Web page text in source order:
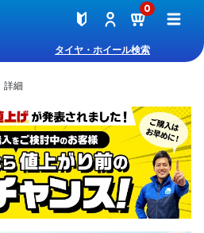
0
タイヤ・ホイール検索
詳細